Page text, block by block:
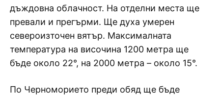
дъждовна облачност. На отделни места ще
превали и прегърми. Ще духа умерен
североизточен вятър. Максималната
температура на височина 1200 метра ще
бъде около 22°, на 2000 метра – около 15°.
По Черноморието преди обяд ще бъде